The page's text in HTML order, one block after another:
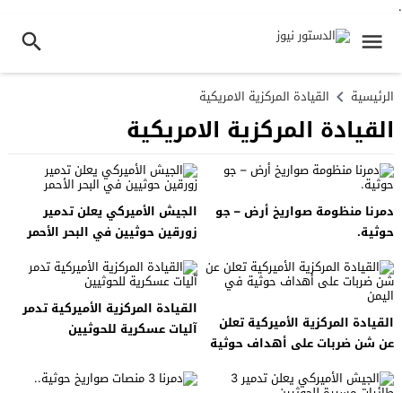
.
الرئيسية القيادة المركزية الامريكية
القيادة المركزية الامريكية
دمرنا منظومة صواريخ أرض – جو
حوثية.
الجيش الأميركي يعلن تدمير
زورقين حوثيين في البحر الأحمر
القيادة المركزية الأميركية تعلن
عن شن ضربات على أهداف حوثية
القيادة المركزية الأميركية تدمر
آليات عسكرية للحوثيين